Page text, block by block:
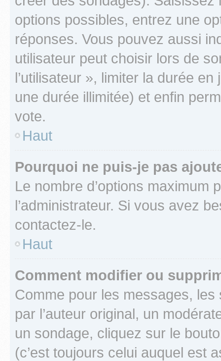
options possibles, entrez une
réponses. Vous pouvez aussi
utilisateur peut choisir lors de
l’utilisateur », limiter la durée
une durée illimitée) et enfin
vote.
Haut
Pourquoi ne puis-je pas
Le nombre d’options maximum
l’administrateur. Si vous avez
contactez-le.
Haut
Comment modifier ou
Comme pour les messages,
par l’auteur original, un
un sondage, cliquez sur le
(c’est toujours celui auquel est